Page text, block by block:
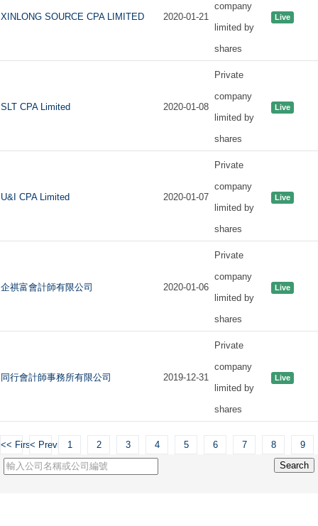
XINLONG SOURCE CPA LIMITED 2020-01-21
company
limited by
shares
Live
SLT CPA Limited 2020-01-08
Private
company
limited by
shares
Live
U&I CPA Limited 2020-01-07
Private
company
limited by
shares
Live
企祺富會計師有限公司 2020-01-06
Private
company
limited by
shares
Live
同行會計師事務所有限公司 2019-12-31
Private
company
limited by
shares
Live
<< First< Previous1 2 3 4 5 6 7 8 9